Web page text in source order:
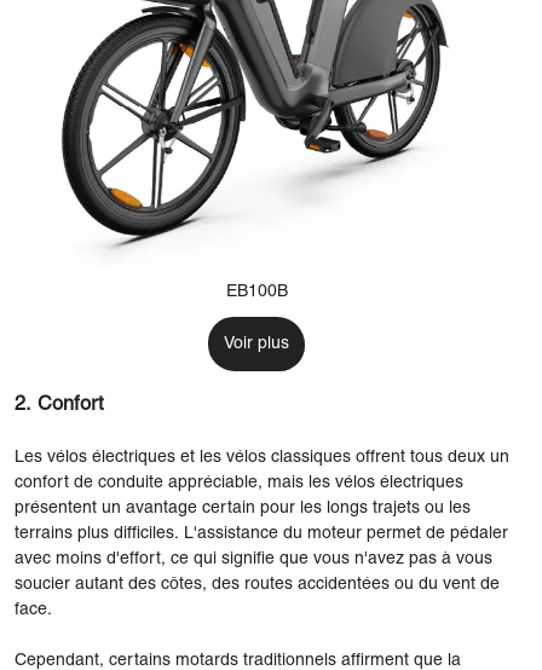
EB100B
Voir plus
2. Confort
Les vélos électriques et les vélos classiques offrent tous deux un
confort de conduite appréciable, mais les vélos électriques
présentent un avantage certain pour les longs trajets ou les
terrains plus difficiles. L'assistance du moteur permet de pédaler
avec moins d'effort, ce qui signifie que vous n'avez pas à vous
soucier autant des côtes, des routes accidentées ou du vent de
face.
Cependant, certains motards traditionnels affirment que la